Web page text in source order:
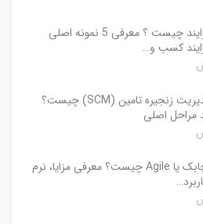
معماری فرایند چیست ؟ معرفی 5 نمونه اصلی
کسب و…
سیستم مدیریت زنجیره تامین (SCM) چیست؟
مراحل اصلی
مدیریت چابک یا Agile چیست؟ معرفی مزایا، نرم